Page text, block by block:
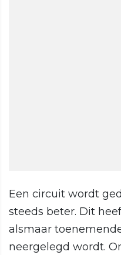
Een circuit wordt
steeds beter. Dit
alsmaar
neergelegd wordt.